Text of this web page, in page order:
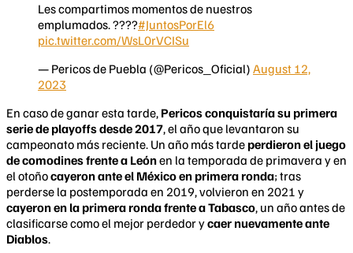
Les compartimos momentos de nuestros
emplumados. ????#JuntosPorEl6
pic.twitter.com/WsL0rVCISu
— Pericos de Puebla (@Pericos_Oficial) August 12,
2023
En caso de ganar esta tarde, Pericos conquistaría su primera
serie de playoffs desde 2017, el año que levantaron su
campeonato más reciente. Un año más tarde perdieron el juego
de comodines frente a Leónen la temporada de primavera y en
el otoñocayeron ante el México en primera ronda; tras
perderse la postemporada en 2019, volvieron en 2021 y
cayeron en la primera ronda frente a Tabasco, un año antes de
clasificarse como el mejor perdedor ycaer nuevamente ante
Diablos.